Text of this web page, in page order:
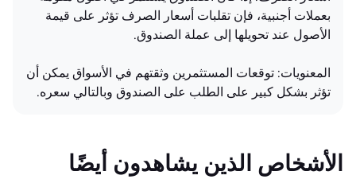
بعملات أجنبية، فإن تقلبات أسعار الصرف تؤثر على قيمة
الأصول عند تحويلها إلى عملة الصندوق.
المعنويات: توقعات المستثمرين وثقتهم في الأسواق يمكن أن
تؤثر بشكل كبير على الطلب على الصندوق وبالتالي سعره.
الأشخاص الذين يشاهدون أيضًا